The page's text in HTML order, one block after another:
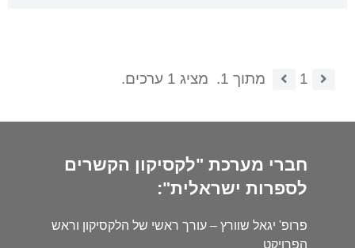
1 מתוך 1. מציג 1 ערכים.
חברי מערכת "לקסיקון הקשרים
לספרות ישראלית":
פרופ' יגאל שוורץ – עורך ראשי של הלקסיקון וראש
הפרויקט